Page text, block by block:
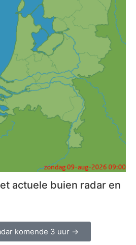
actuele buien radar en
komende 3 uur →